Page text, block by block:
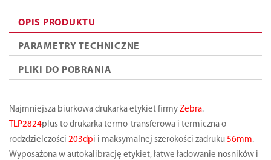
OPIS PRODUKTU
PARAMETRY TECHNICZNE
PLIKI DO POBRANIA
Najmniejsza biurkowa drukarka etykiet firmy Zebra.
TLP2824plus to drukarka termo-transferowa i termiczna o
rodzdzielczości 203dpi i maksymalnej szerokości zadruku 56mm.
Wyposażona w autokalibrację etykiet, łatwe ładowanie nosników i